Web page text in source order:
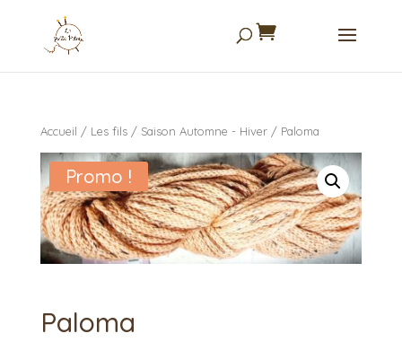
Accueil / Les fils/ Saison Automne - Hiver/ Paloma
Promo !
Paloma